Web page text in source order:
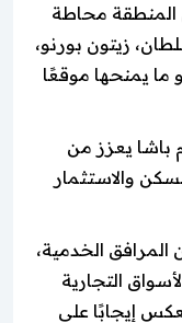
المنطقة محاطة
زيتون بورنو،
ما يمنحها موقعًا
باشا يعزز من
والاستثمار
المرافق الخدمية،
التجارية
إيجابًا على